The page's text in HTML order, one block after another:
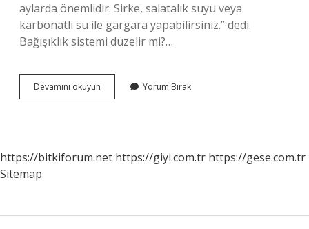
aylarda önemlidir. Sirke, salatalık suyu veya
karbonatlı su ile gargara yapabilirsiniz.” dedi.
Bağışıklık sistemi düzelir mi?…
Devamını okuyun Bağışıklığım
Çok
Yorum Bırak
https://bitkiforum.net https://giyi.com.tr https://gese.com.tr
Sitemap